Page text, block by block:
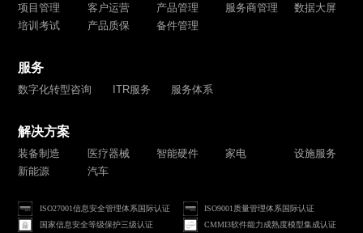
项目管理
客户运营 产品管理 服务商管理
数据大屏
培训考试
产品质保 备件管理
服务
数字化转型咨询 ITR服务 服务体系
解决方案
装备制造 医疗器械 智能硬件 家电
设施服务
新能源
汽车
ISO27001信息安全管理体系国际认证
ISO9001质量管理体系国际认证
国家信息安全等级保护三级认证
CMMI3软件能力成熟度模型集成认证